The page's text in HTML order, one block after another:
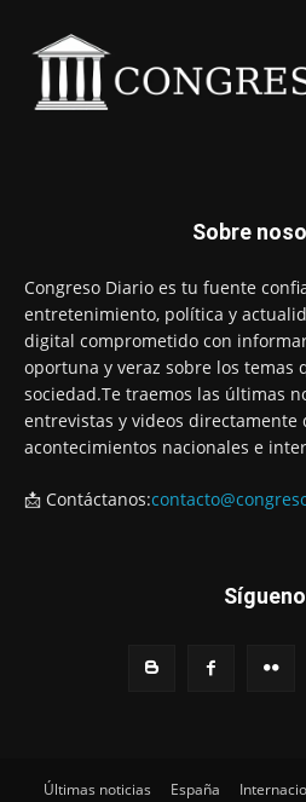
Sobre
Congreso Diario es tu fuente
entretenimiento, política y
digital comprometido con
oportuna y veraz sobre los temas
sociedad.Te traemos las últimas
entrevistas y videos directamente
acontecimientos nacionales e
📩 Contáctanos:
Últimas noticias España